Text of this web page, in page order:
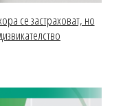
се застраховат, но